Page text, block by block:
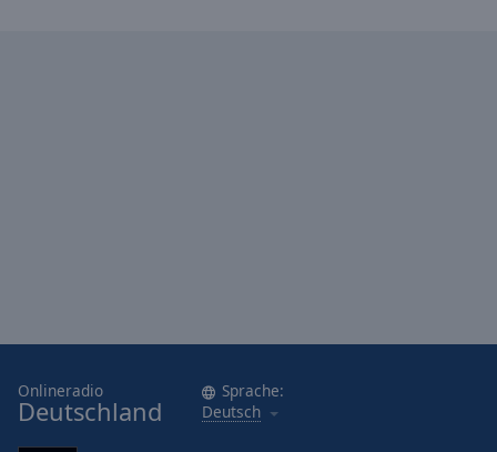
Onlineradio
Deutschland
Sprache:
Deutsch